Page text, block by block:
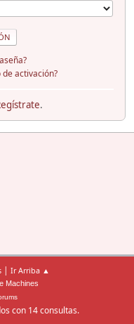
activación?
.
| Ir Arriba ▲
Machines
con 14 consultas.